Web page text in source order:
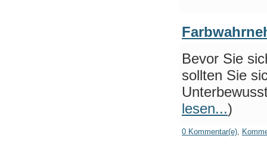
Bevor Sie
sollten Sie
lesen...)
0 Kommentar(e),